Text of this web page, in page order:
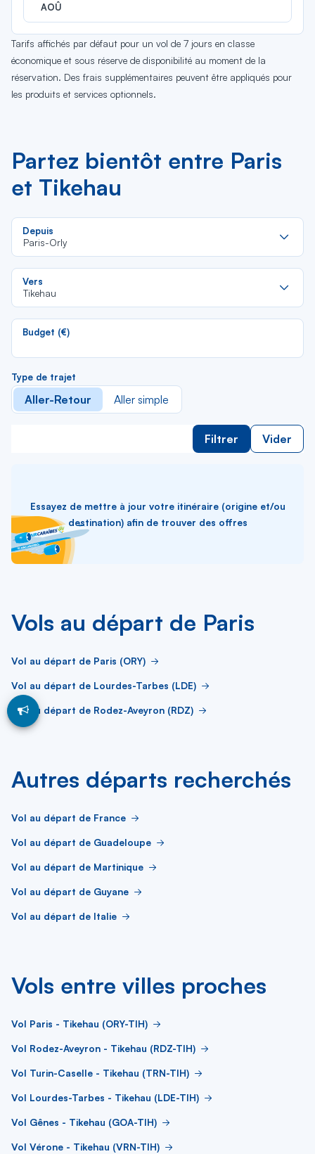
AOÛ
Tarifs affichés par défaut pour un vol de 7 jours en classe
économique et sous réserve de disponibilité au moment de la
réservation. Des frais supplémentaires peuvent être appliqués pour
les produits et services optionnels.
Partez bientôt entre Paris
et Tikehau
Depuis
Paris-Orly
Vers
Tikehau
Budget (€)
Type de trajet
Aller-Retour Aller simple
Filtrer Vider
Essayez de mettre à jour votre itinéraire (origine et/ou
destination) afin de trouver des offres
Vols au départ de Paris
Vol au départ de Paris (ORY)
Vol au départ de Lourdes-Tarbes (LDE)
Vol au départ de Rodez-Aveyron (RDZ)
Autres départs recherchés
Vol au départ de France
Vol au départ de Guadeloupe
Vol au départ de Martinique
Vol au départ de Guyane
Vol au départ de Italie
Vols entre villes proches
Vol Paris - Tikehau (ORY-TIH)
Vol Rodez-Aveyron - Tikehau (RDZ-TIH)
Vol Turin-Caselle - Tikehau (TRN-TIH)
Vol Lourdes-Tarbes - Tikehau (LDE-TIH)
Vol Gênes - Tikehau (GOA-TIH)
Vol Vérone - Tikehau (VRN-TIH)